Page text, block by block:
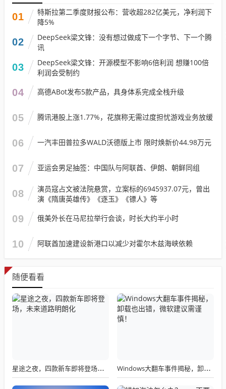
01
特斯拉第二季度财报公布：营收超282亿美元，净利润下
降5%
02
DeepSeek梁文锋：没有想过做成下一个字节、下一个腾
讯
03
DeepSeek梁文锋：开源模型不影响6倍利润 想赚100倍
利润会受制约
04 高德ABot发布5款产品，具身体系完成全栈升级
05 腾讯港股上涨1.77%，花旗称无需过度担忧游戏业务放缓
06 一汽丰田普拉多WALD沃德版上市 限时焕新价44.98万元
07 亚运会男足抽签：中国队与阿联酋、伊朗、朝鲜同组
08
演员寇占文被法院悬赏，立案标的6945937.07元，曾出
演《隋唐英雄传》《逐玉》《镖人》等
09 俄美外长在马尼拉举行会谈，时长大约半小时
10 阿联酋加速建设新港口以减少对霍尔木兹海峡依赖
随便看看
星途之夜，四款新车即将登场，未来道路明朗化 Windows大翻车事件揭秘，卸载也出错，微软建议需谨慎！